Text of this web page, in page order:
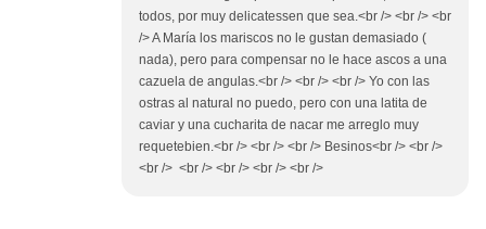
todos, por muy delicatessen que sea.<br /> <br /> <br
/> A María los mariscos no le gustan demasiado (
nada), pero para compensar no le hace ascos a una
cazuela de angulas.<br /> <br /> <br /> Yo con las
ostras al natural no puedo, pero con una latita de
caviar y una cucharita de nacar me arreglo muy
requetebien.<br /> <br /> <br /> Besinos<br /> <br />
<br /> <br /> <br /> <br /> <br />